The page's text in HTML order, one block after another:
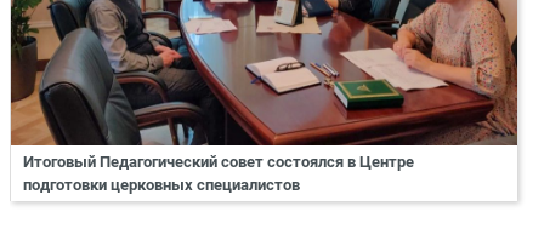
Итоговый Педагогический совет состоялся в Центре
подготовки церковных специалистов